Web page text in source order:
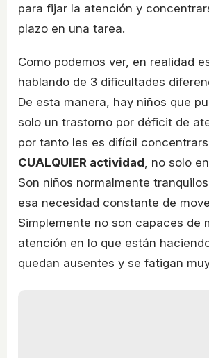
para fijar la atención y
plazo en una tarea.
Como podemos ver, en realidad
hablando de 3 dificultades
De esta manera, hay niños que
solo un trastorno por déficit de
por tanto les es difícil
CUALQUIER actividad , no solo
Son niños normalmente
esa necesidad constante de
Simplemente no son capaces de
atención en lo que están
quedan ausentes y se fatigan